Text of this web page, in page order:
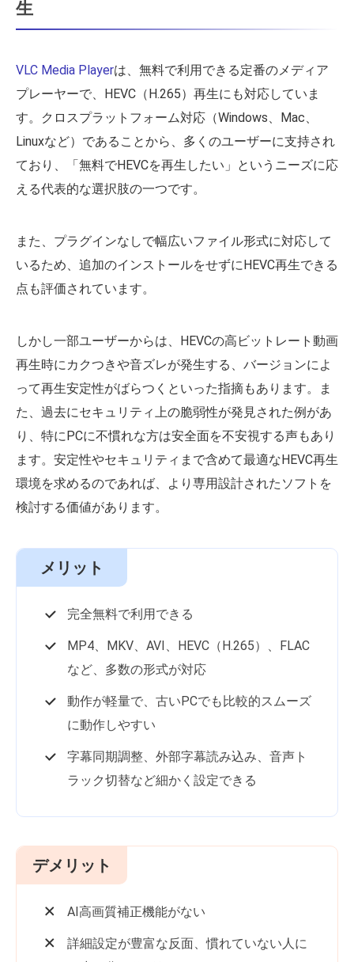
生
VLC Media Playerは、無料で利用できる定番のメディア
プレーヤーで、HEVC（H.265）再生にも対応していま
す。クロスプラットフォーム対応（Windows、Mac、
Linuxなど）であることから、多くのユーザーに支持され
ており、「無料でHEVCを再生したい」というニーズに応
える代表的な選択肢の一つです。
また、プラグインなしで幅広いファイル形式に対応して
いるため、追加のインストールをせずにHEVC再生できる
点も評価されています。
しかし一部ユーザーからは、HEVCの高ビットレート動画
再生時にカクつきや音ズレが発生する、バージョンによ
って再生安定性がばらつくといった指摘もあります。ま
た、過去にセキュリティ上の脆弱性が発見された例があ
り、特にPCに不慣れな方は安全面を不安視する声もあり
ます。安定性やセキュリティまで含めて最適なHEVC再生
環境を求めるのであれば、より専用設計されたソフトを
検討する価値があります。
メリット
完全無料で利用できる
MP4、MKV、AVI、HEVC（H.265）、FLAC
など、多数の形式が対応
動作が軽量で、古いPCでも比較的スムーズ
に動作しやすい
字幕同期調整、外部字幕読み込み、音声ト
ラック切替など細かく設定できる
デメリット
AI高画質補正機能がない
詳細設定が豊富な反面、慣れていない人に